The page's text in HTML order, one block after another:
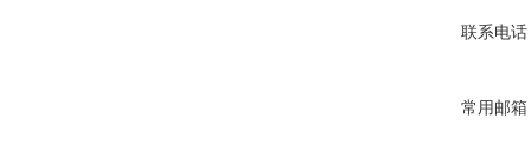
联系电话
常用邮箱